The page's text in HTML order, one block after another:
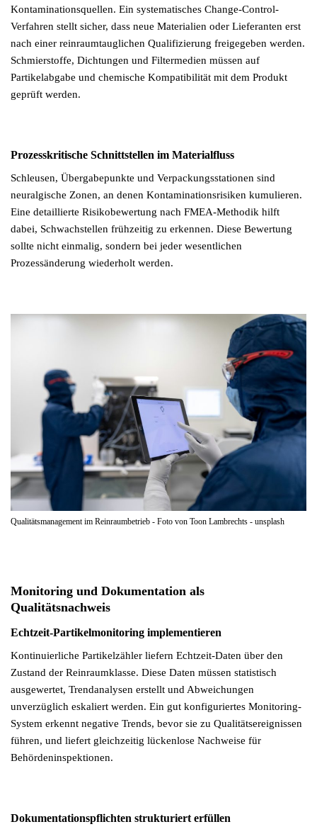
Kontaminationsquellen. Ein systematisches Change-Control-
Verfahren stellt sicher, dass neue Materialien oder Lieferanten erst
nach einer reinraumtauglichen Qualifizierung freigegeben werden.
Schmierstoffe, Dichtungen und Filtermedien müssen auf
Partikelabgabe und chemische Kompatibilität mit dem Produkt
geprüft werden.
Prozesskritische Schnittstellen im Materialfluss
Schleusen, Übergabepunkte und Verpackungsstationen sind
neuralgische Zonen, an denen Kontaminationsrisiken kumulieren.
Eine detaillierte Risikobewertung nach FMEA-Methodik hilft
dabei, Schwachstellen frühzeitig zu erkennen. Diese Bewertung
sollte nicht einmalig, sondern bei jeder wesentlichen
Prozessänderung wiederholt werden.
Qualitätsmanagement im Reinraumbetrieb - Foto von Toon Lambrechts - unsplash
Monitoring und Dokumentation als
Qualitätsnachweis
Echtzeit-Partikelmonitoring implementieren
Kontinuierliche Partikelzähler liefern Echtzeit-Daten über den
Zustand der Reinraumklasse. Diese Daten müssen statistisch
ausgewertet, Trendanalysen erstellt und Abweichungen
unverzüglich eskaliert werden. Ein gut konfiguriertes Monitoring-
System erkennt negative Trends, bevor sie zu Qualitätsereignissen
führen, und liefert gleichzeitig lückenlose Nachweise für
Behördeninspektionen.
Dokumentationspflichten strukturiert erfüllen